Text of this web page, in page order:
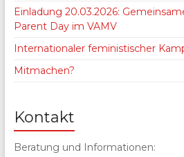
Einladung 20.03.2026:
Parent Day im VAMV
Internationaler feministischer
Mitmachen?
Kontakt
Beratung und Informationen: